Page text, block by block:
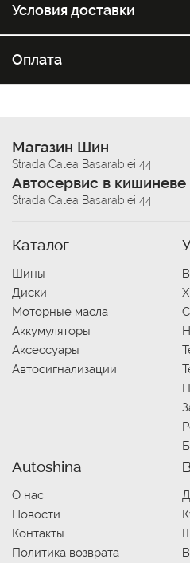
Условия доставки
Оплата
Магазин Шин
Strada Calea Basarabiei 44
Автосервис в кишиневе
Strada Calea Basarabiei 44
Каталог
Шины
Диски
Моторные масла
Аккумуляторы
Аксессуары
Автосигнализации
Autoshina
О нас
Новости
Контакты
Политика возврата